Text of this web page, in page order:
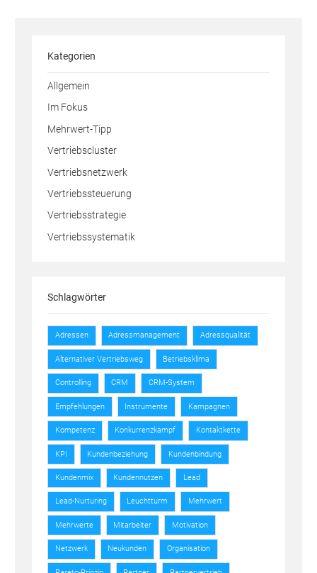
Kategorien
Allgemein
Im Fokus
Mehrwert-Tipp
Vertriebscluster
Vertriebsnetzwerk
Vertriebssteuerung
Vertriebsstrategie
Vertriebssystematik
Schlagwörter
Adressen Adressmanagement Adressqualität
Alternativer Vertriebsweg Betriebsklima
Controlling CRM CRM-System
Empfehlungen Instrumente Kampagnen
Kompetenz Konkurrenzkampf Kontaktkette
KPI Kundenbeziehung Kundenbindung
Kundenmix Kundennutzen Lead
Lead-Nurturing Leuchtturm Mehrwert
Mehrwerte Mitarbeiter Motivation
Netzwerk Neukunden Organisation